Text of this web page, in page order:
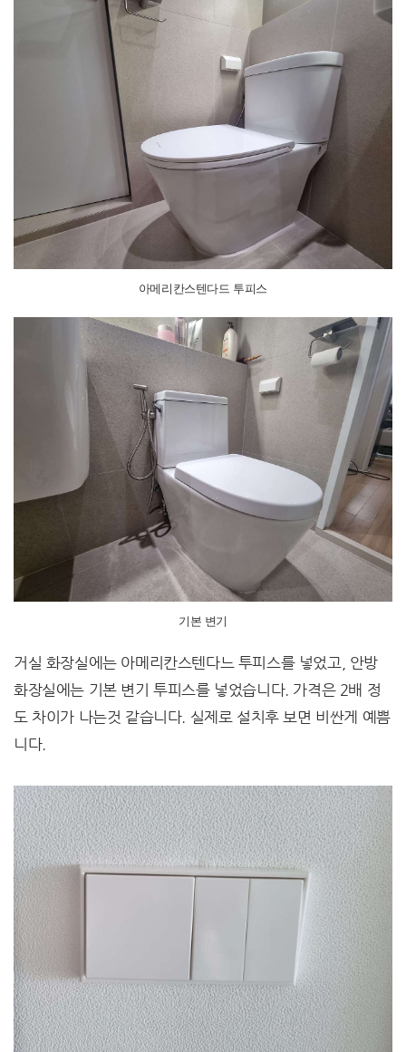
아메리칸스텐다드 투피스
기본 변기
거실 화장실에는 아메리칸스텐다느 투피스를 넣었고, 안방
화장실에는 기본 변기 투피스를 넣었습니다. 가격은 2배 정
도 차이가 나는것 같습니다. 실제로 설치후 보면 비싼게 예쁨
니다.